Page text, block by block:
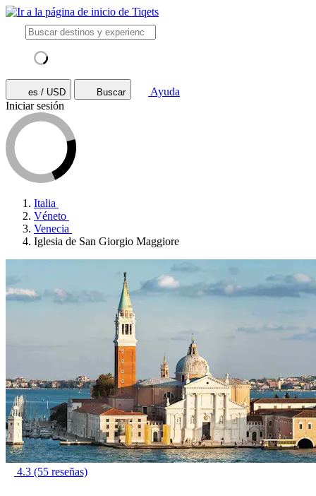
es / USD Buscar
Ayuda
Iniciar sesión
Italia
Véneto
Venecia
Iglesia de San Giorgio Maggiore
4.3 (55 reseñas)